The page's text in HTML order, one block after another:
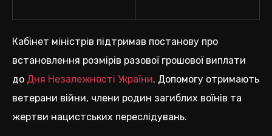
Кабінет міністрів підтримав постанову про
встановлення розмірів разової грошової виплати
до Дня Незалежності України. Допомогу отримають
ветерани війни, члени родин загиблих воїнів та
жертви нацистських переслідувань.